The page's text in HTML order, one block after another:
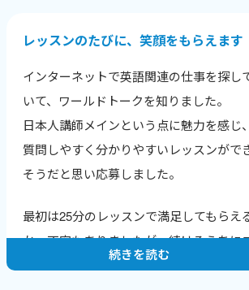
レッスンでは生徒さん本
い長所や成長のポイント
います。
純粋に生徒さんに英会話
しいですし、いただく感
います。
自分の英語力も上がって
ので、さらにやる気に繋
レッスンのたびに、笑顔をもらえます
インターネットで英語関連の仕事を探し
いて、ワールドトークを知りました。
日本人講師メインという点に魅力を感じ、
質問しやすく分かりやすいレッスンがで
そうだと思い応募しました。
最初は25分のレッスンで満足してもらえ
か、不安もありましたが、続けるうちに
ュースやトレンドに敏感になり、生徒さん
続きを読む